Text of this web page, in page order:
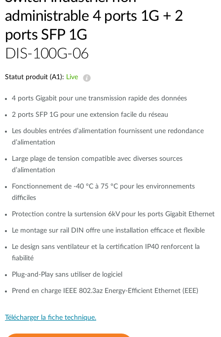
administrable 4 ports 1G + 2
ports SFP 1G
DIS-100G-06
Statut produit (A1): Live
4 ports Gigabit pour une transmission rapide des données
2 ports SFP 1G pour une extension facile du réseau
Les doubles entrées d’alimentation fournissent une redondance
d’alimentation
Large plage de tension compatible avec diverses sources
d’alimentation
Fonctionnement de -40 °C à 75 °C pour les environnements
difficiles
Protection contre la surtension 6kV pour les ports Gigabit Ethernet
Le montage sur rail DIN offre une installation efficace et flexible
Le design sans ventilateur et la certification IP40 renforcent la
fiabilité
Plug-and-Play sans utiliser de logiciel
Prend en charge IEEE 802.3az Energy-Efficient Ethernet (EEE)
Télécharger la fiche technique.